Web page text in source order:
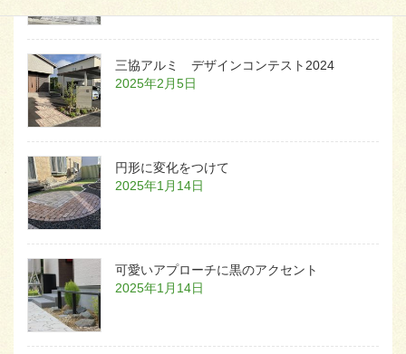
三協アルミ デザインコンテスト2024
2025年2月5日
円形に変化をつけて
2025年1月14日
可愛いアプローチに黒のアクセント
2025年1月14日